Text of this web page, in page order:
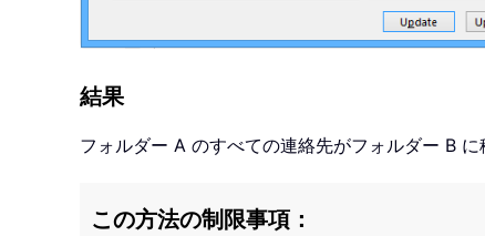
結果
フォルダー A のすべての連絡先がフォルダー B
この方法の制限事項：